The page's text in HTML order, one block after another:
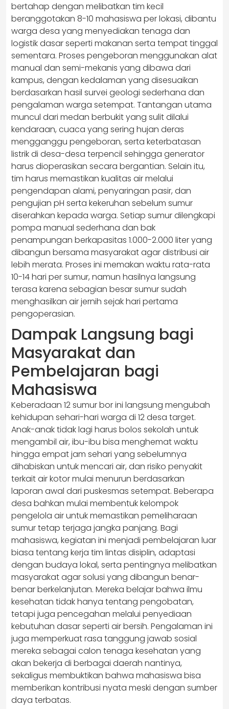
bertahap dengan melibatkan tim kecil
beranggotakan 8-10 mahasiswa per lokasi, dibantu
warga desa yang menyediakan tenaga dan
logistik dasar seperti makanan serta tempat tinggal
sementara. Proses pengeboran menggunakan alat
manual dan semi-mekanis yang dibawa dari
kampus, dengan kedalaman yang disesuaikan
berdasarkan hasil survei geologi sederhana dan
pengalaman warga setempat. Tantangan utama
muncul dari medan berbukit yang sulit dilalui
kendaraan, cuaca yang sering hujan deras
mengganggu pengeboran, serta keterbatasan
listrik di desa-desa terpencil sehingga generator
harus dioperasikan secara bergantian. Selain itu,
tim harus memastikan kualitas air melalui
pengendapan alami, penyaringan pasir, dan
pengujian pH serta kekeruhan sebelum sumur
diserahkan kepada warga. Setiap sumur dilengkapi
pompa manual sederhana dan bak
penampungan berkapasitas 1.000-2.000 liter yang
dibangun bersama masyarakat agar distribusi air
lebih merata. Proses ini memakan waktu rata-rata
10-14 hari per sumur, namun hasilnya langsung
terasa karena sebagian besar sumur sudah
menghasilkan air jernih sejak hari pertama
pengoperasian.
Dampak Langsung bagi
Masyarakat dan
Pembelajaran bagi
Mahasiswa
Keberadaan 12 sumur bor ini langsung mengubah
kehidupan sehari-hari warga di 12 desa target.
Anak-anak tidak lagi harus bolos sekolah untuk
mengambil air, ibu-ibu bisa menghemat waktu
hingga empat jam sehari yang sebelumnya
dihabiskan untuk mencari air, dan risiko penyakit
terkait air kotor mulai menurun berdasarkan
laporan awal dari puskesmas setempat. Beberapa
desa bahkan mulai membentuk kelompok
pengelola air untuk memastikan pemeliharaan
sumur tetap terjaga jangka panjang. Bagi
mahasiswa, kegiatan ini menjadi pembelajaran luar
biasa tentang kerja tim lintas disiplin, adaptasi
dengan budaya lokal, serta pentingnya melibatkan
masyarakat agar solusi yang dibangun benar-
benar berkelanjutan. Mereka belajar bahwa ilmu
kesehatan tidak hanya tentang pengobatan,
tetapi juga pencegahan melalui penyediaan
kebutuhan dasar seperti air bersih. Pengalaman ini
juga memperkuat rasa tanggung jawab sosial
mereka sebagai calon tenaga kesehatan yang
akan bekerja di berbagai daerah nantinya,
sekaligus membuktikan bahwa mahasiswa bisa
memberikan kontribusi nyata meski dengan sumber
daya terbatas.